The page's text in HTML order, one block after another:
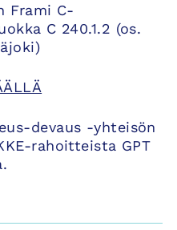
Frami C-
C 240.1.2 (os.
devaus -yhteisön
rahoitteista GPT